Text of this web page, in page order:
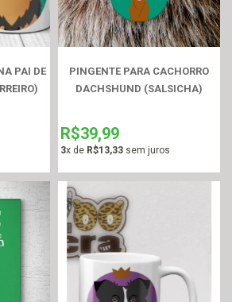
PAI DE
PINGENTE PARA CACHORRO
DACHSHUND (SALSICHA)
R$39,99
3x de R$13,33 sem juros